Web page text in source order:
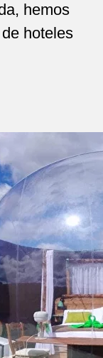
hemos
hoteles